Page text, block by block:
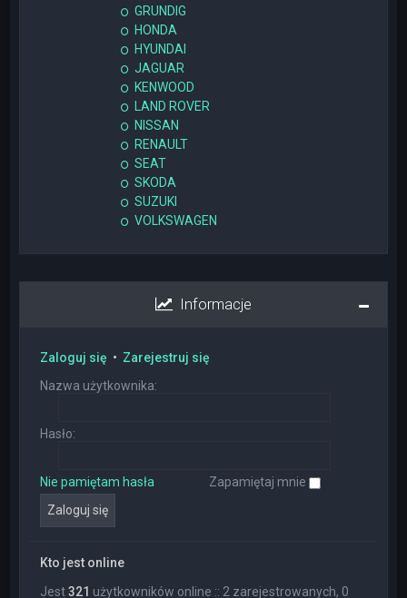
GRUNDIG
HONDA
HYUNDAI
JAGUAR
KENWOOD
LAND ROVER
NISSAN
RENAULT
SEAT
SKODA
SUZUKI
VOLKSWAGEN
Informacje
Zaloguj się • Zarejestruj się
Nazwa użytkownika:
Hasło:
Nie pamiętam hasła Zapamiętaj mnie
Kto jest online
Jest321 użytkowników online :: 2 zarejestrowanych, 0